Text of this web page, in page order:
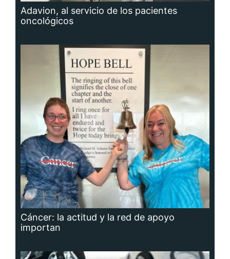
Adavion, al servicio de los pacientes
oncológicos
Cáncer: la actitud y la red de apoyo
importan